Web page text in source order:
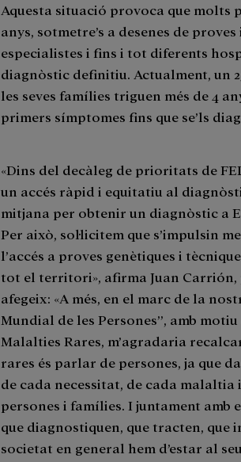
Aquesta situació provoca que molts
anys, sotmetre’s a desenes de
especialistes i fins i tot diferents
diagnòstic definitiu. Actualment, un
les seves famílies triguen més de 4
primers símptomes fins que se’ls
«Dins del decàleg de prioritats de
un accés ràpid i equitatiu al
mitjana per obtenir un diagnòstic a
Per això, sol·licitem que s’impulsin
l’accés a proves genètiques i
tot el territori», afirma Juan Carrión,
afegeix: «A més, en el marc de la
Mundial de les Persones”, amb
Malalties Rares, m’agradaria
rares és parlar de persones, ja que
de cada necessitat, de cada
persones i famílies. I juntament amb
que diagnostiquen, que tracten, que
societat en general hem d’estar al